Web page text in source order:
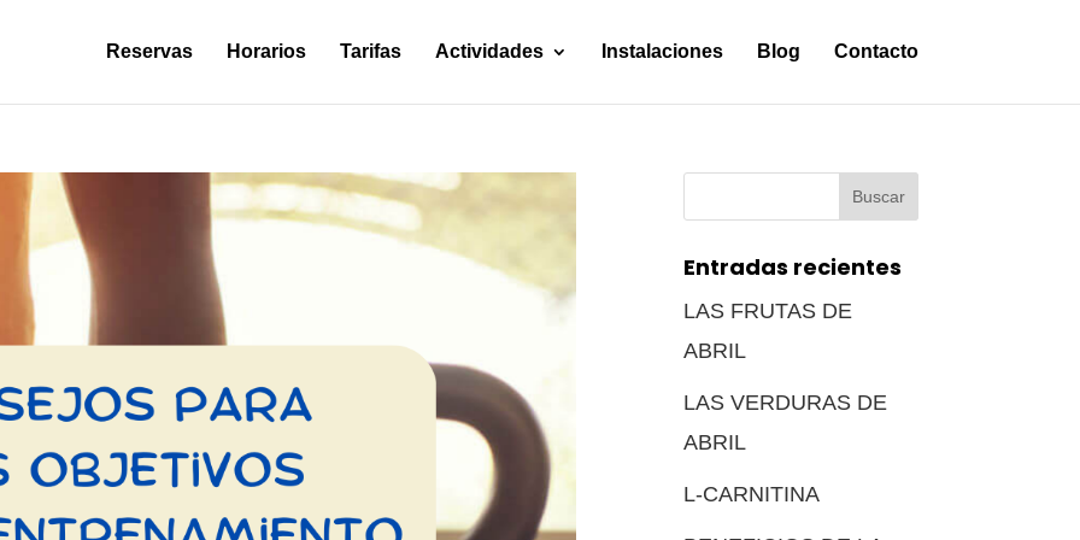
Reservas Horarios Tarifas Actividades Instalaciones Blog Contacto
Entradas recientes
LAS FRUTAS DE
ABRIL
LAS VERDURAS DE
ABRIL
L-CARNITINA